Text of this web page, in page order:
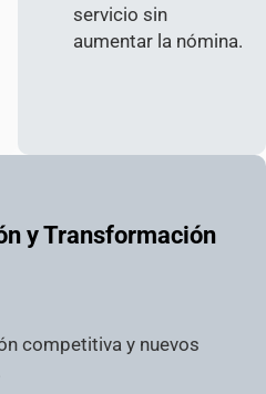
servicio sin
aumentar la nómina.
y Transformación
competitiva y nuevos